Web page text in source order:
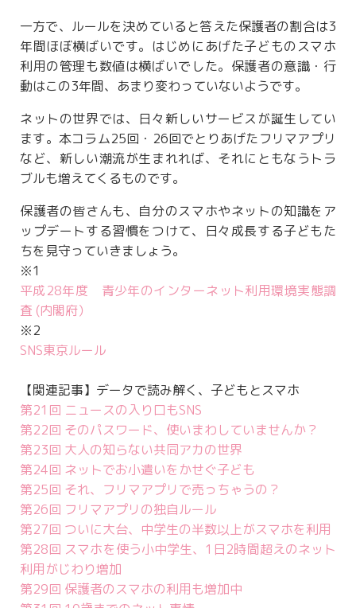
一方で、ルールを決めていると答えた保護者の割合は3
年間ほぼ横ばいです。はじめにあげた子どものスマホ
利用の管理も数値は横ばいでした。保護者の意識・行
動はこの3年間、あまり変わっていないようです。
ネットの世界では、日々新しいサービスが誕生してい
ます。本コラム25回・26回でとりあげたフリマアプリ
など、新しい潮流が生まれれば、それにともなうトラ
ブルも増えてくるものです。
保護者の皆さんも、自分のスマホやネットの知識をア
ップデートする習慣をつけて、日々成長する子どもた
ちを見守っていきましょう。
※1
平成28年度 青少年のインターネット利用環境実態調
査 (内閣府）
※2
SNS東京ルール
【関連記事】データで読み解く、子どもとスマホ
第21回 ニュースの入り口もSNS
第22回 そのパスワード、使いまわしていませんか？
第23回 大人の知らない共同アカの世界
第24回 ネットでお小遣いをかせぐ子ども
第25回 それ、フリマアプリで売っちゃうの？
第26回 フリマアプリの独自ルール
第27回 ついに大台、中学生の半数以上がスマホを利用
第28回 スマホを使う小中学生、1日2時間超えのネット
利用がじわり増加
第29回 保護者のスマホの利用も増加中